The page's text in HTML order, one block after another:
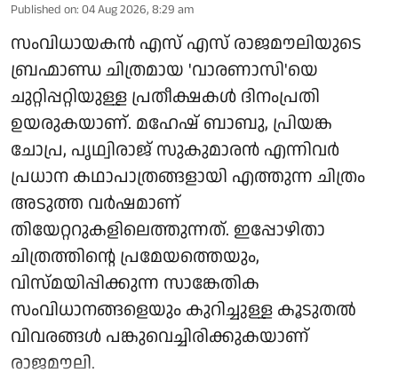
Published on: 04 Aug 2026, 8:29 am
സംവിധായകൻ എസ് എസ് രാജമൗലിയുടെ
ബ്രഹ്മാണ്ഡ ചിത്രമായ 'വാരണാസി'യെ
ചുറ്റിപ്പറ്റിയുള്ള പ്രതീക്ഷകൾ ദിനംപ്രതി
ഉയരുകയാണ്. മഹേഷ് ബാബു, പ്രിയങ്ക
ചോപ്ര, പൃഥ്വിരാജ് സുകുമാരൻ എന്നിവർ
പ്രധാന കഥാപാത്രങ്ങളായി എത്തുന്ന ചിത്രം
അടുത്ത വർഷമാണ്
തിയേറ്ററുകളിലെത്തുന്നത്. ഇപ്പോഴിതാ
ചിത്രത്തിന്റെ പ്രമേയത്തെയും,
വിസ്മയിപ്പിക്കുന്ന സാങ്കേതിക
സംവിധാനങ്ങളെയും കുറിച്ചുള്ള കൂടുതൽ
വിവരങ്ങൾ പങ്കുവെച്ചിരിക്കുകയാണ്
രാജമൗലി.